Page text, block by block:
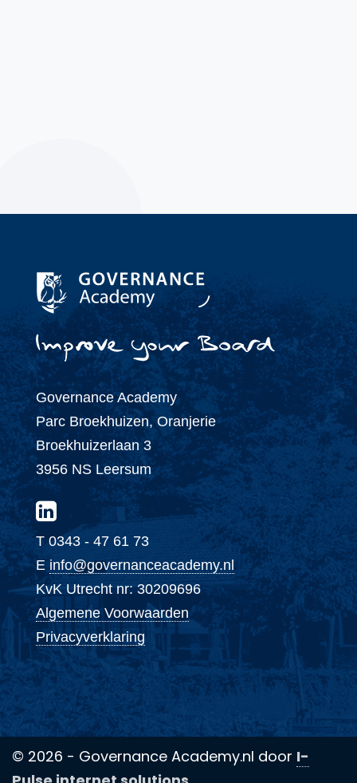
Governance Academy
Parc Broekhuizen, Oranjerie
Broekhuizerlaan 3
3956 NS Leersum
T 0343 - 47 61 73
E info@governanceacademy.nl
KvK Utrecht nr: 30209696
Algemene Voorwaarden
Privacyverklaring
© 2026 - Governance Academy.nl door I-